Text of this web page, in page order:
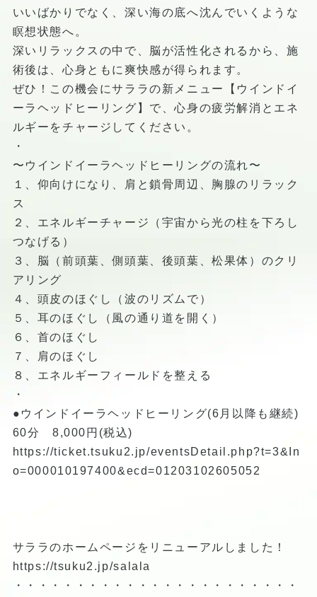
いいばかりでなく、深い海の底へ沈んでいくような
瞑想状態へ。
深いリラックスの中で、脳が活性化されるから、施
術後は、心身ともに爽快感が得られます。
ぜひ！この機会にサララの新メニュー【ウインドイ
ーラヘッドヒーリング】で、心身の疲労解消とエネ
ルギーをチャージしてください。
・
〜ウインドイーラヘッドヒーリングの流れ〜
１、仰向けになり、肩と鎖骨周辺、胸腺のリラック
ス
２、エネルギーチャージ（宇宙から光の柱を下ろし
つなげる）
３、脳（前頭葉、側頭葉、後頭葉、松果体）のクリ
アリング
４、頭皮のほぐし（波のリズムで）
５、耳のほぐし（風の通り道を開く）
６、首のほぐし
７、肩のほぐし
８、エネルギーフィールドを整える
・
●ウインドイーラヘッドヒーリング(6月以降も継続)
60分 8,000円(税込)
https://ticket.tsuku2.jp/eventsDetail.php?t=3&In
o=000010197400&ecd=01203102605052
サララのホームページをリニューアルしました！
https://tsuku2.jp/salala
・・・・・・・・・・・・・・・・・・・・・・・